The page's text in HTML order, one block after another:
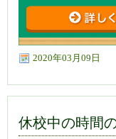
2020年03月09日
休校中の時間